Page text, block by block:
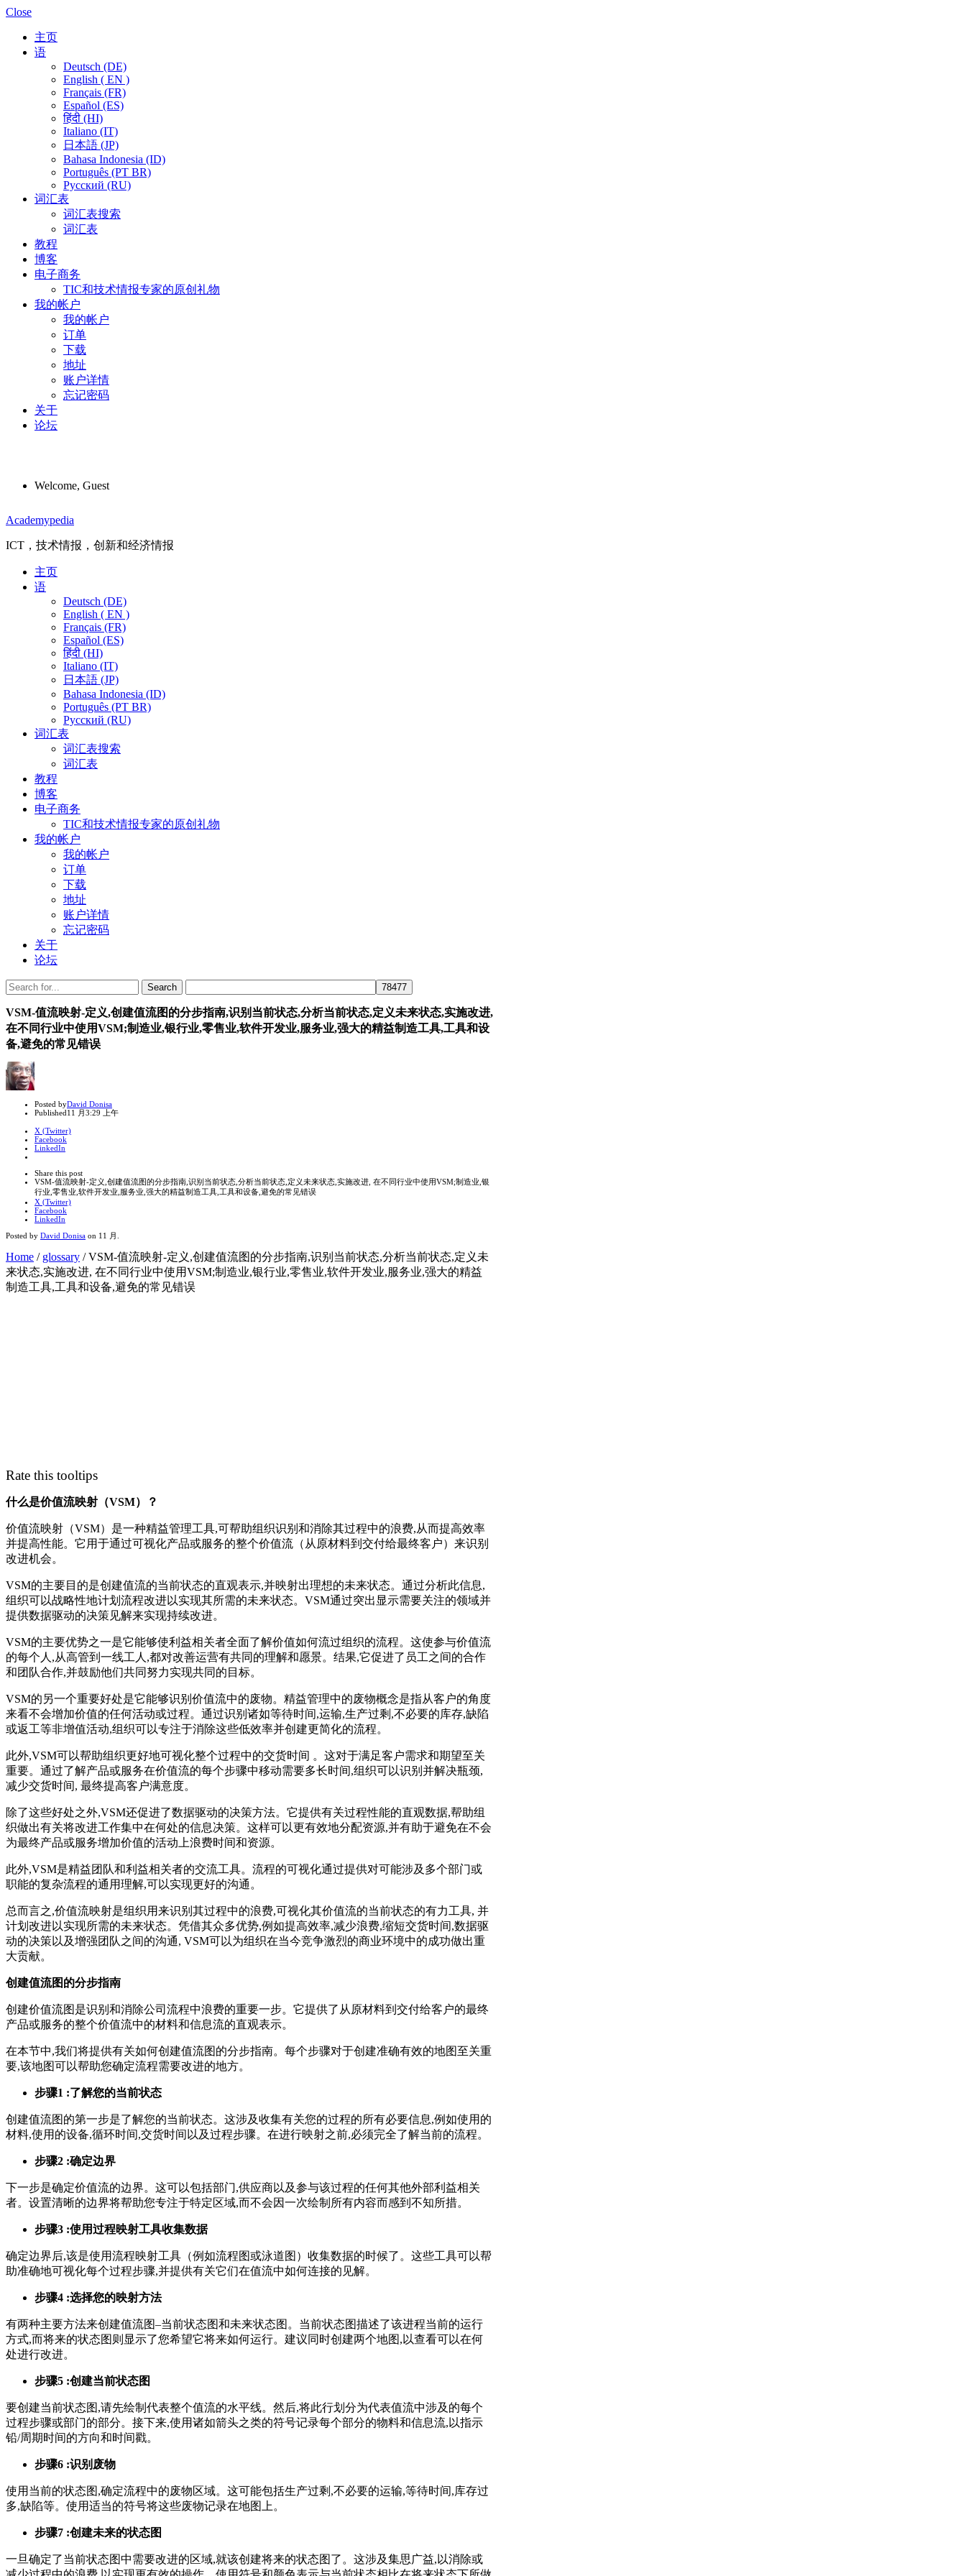
Close
主页
语
Deutsch (DE)
English ( EN )
Français (FR)
Español (ES)
हिंदी (HI)
Italiano (IT)
日本語 (JP)
Bahasa Indonesia (ID)
Português (PT BR)
Pусский (RU)
词汇表
词汇表搜索
词汇表
教程
博客
电子商务
TIC和技术情报专家的原创礼物
我的帐户
我的帐户
订单
下载
地址
账户详情
忘记密码
关于
论坛
Welcome, Guest
Menu
Academypedia
ICT，技术情报，创新和经济情报
主页
语
Deutsch (DE)
English ( EN )
Français (FR)
Español (ES)
हिंदी (HI)
Italiano (IT)
日本語 (JP)
Bahasa Indonesia (ID)
Português (PT BR)
Pусский (RU)
词汇表
词汇表搜索
词汇表
教程
博客
电子商务
TIC和技术情报专家的原创礼物
我的帐户
我的帐户
订单
下载
地址
账户详情
忘记密码
关于
论坛
Search
Search
for:
VSM-值流映射-定义,创建值流图的分步指南,识别当前状态,分析当前状态,定义未来状态,实施改进,
在不同行业中使用VSM;制造业,银行业,零售业,软件开发业,服务业,强大的精益制造工具,工具和设
备,避免的常见错误
Author
Posted byDavid Donisa
Published11 月3:29 上午
X (Twitter)
Facebook
LinkedIn
post
Share this postClose
sharing
box
VSM-值流映射-定义,创建值流图的分步指南,识别当前状态,分析当前状态,定义未来状态,实施改进, 在不同行业中使用VSM;制造业,银
行业,零售业,软件开发业,服务业,强大的精益制造工具,工具和设备,避免的常见错误
X (Twitter)
Facebook
LinkedIn
Posted by David Donisa on 11 月
Home / glossary /VSM-值流映射-定义,创建值流图的分步指南,识别当前状态,分析当前状态,定义未
来状态,实施改进, 在不同行业中使用VSM;制造业,银行业,零售业,软件开发业,服务业,强大的精益
制造工具,工具和设备,避免的常见错误
Rate this tooltips
什么是价值流映射（VSM）？
价值流映射（VSM）是一种精益管理工具,可帮助组织识别和消除其过程中的浪费,从而提高效率
并提高性能。它用于通过可视化产品或服务的整个价值流（从原材料到交付给最终客户）来识别
改进机会。
VSM的主要目的是创建值流的当前状态的直观表示,并映射出理想的未来状态。通过分析此信息,
组织可以战略性地计划流程改进以实现其所需的未来状态。VSM通过突出显示需要关注的领域并
提供数据驱动的决策见解来实现持续改进。
VSM的主要优势之一是它能够使利益相关者全面了解价值如何流过组织的流程。这使参与价值流
的每个人,从高管到一线工人,都对改善运营有共同的理解和愿景。结果,它促进了员工之间的合作
和团队合作,并鼓励他们共同努力实现共同的目标。
VSM的另一个重要好处是它能够识别价值流中的废物。精益管理中的废物概念是指从客户的角度
来看不会增加价值的任何活动或过程。通过识别诸如等待时间,运输,生产过剩,不必要的库存,缺陷
或返工等非增值活动,组织可以专注于消除这些低效率并创建更简化的流程。
此外,VSM可以帮助组织更好地可视化整个过程中的交货时间 。这对于满足客户需求和期望至关
重要。通过了解产品或服务在价值流的每个步骤中移动需要多长时间,组织可以识别并解决瓶颈,
减少交货时间, 最终提高客户满意度。
除了这些好处之外,VSM还促进了数据驱动的决策方法。它提供有关过程性能的直观数据,帮助组
织做出有关将改进工作集中在何处的信息决策。这样可以更有效地分配资源,并有助于避免在不会
为最终产品或服务增加价值的活动上浪费时间和资源。
此外,VSM是精益团队和利益相关者的交流工具。流程的可视化通过提供对可能涉及多个部门或
职能的复杂流程的通用理解,可以实现更好的沟通。
总而言之,价值流映射是组织用来识别其过程中的浪费,可视化其价值流的当前状态的有力工具, 并
计划改进以实现所需的未来状态。凭借其众多优势,例如提高效率,减少浪费,缩短交货时间,数据驱
动的决策以及增强团队之间的沟通, VSM可以为组织在当今竞争激烈的商业环境中的成功做出重
大贡献。
创建值流图的分步指南
创建价值流图是识别和消除公司流程中浪费的重要一步。它提供了从原材料到交付给客户的最终
产品或服务的整个价值流中的材料和信息流的直观表示。
在本节中,我们将提供有关如何创建值流图的分步指南。每个步骤对于创建准确有效的地图至关重
要,该地图可以帮助您确定流程需要改进的地方。
步骤1 :了解您的当前状态
创建值流图的第一步是了解您的当前状态。这涉及收集有关您的过程的所有必要信息,例如使用的
材料,使用的设备,循环时间,交货时间以及过程步骤。在进行映射之前,必须完全了解当前的流程。
步骤2 :确定边界
下一步是确定价值流的边界。这可以包括部门,供应商以及参与该过程的任何其他外部利益相关
者。设置清晰的边界将帮助您专注于特定区域,而不会因一次绘制所有内容而感到不知所措。
步骤3 :使用过程映射工具收集数据
确定边界后,该是使用流程映射工具（例如流程图或泳道图）收集数据的时候了。这些工具可以帮
助准确地可视化每个过程步骤,并提供有关它们在值流中如何连接的见解。
步骤4 :选择您的映射方法
有两种主要方法来创建值流图–当前状态图和未来状态图。当前状态图描述了该进程当前的运行
方式,而将来的状态图则显示了您希望它将来如何运行。建议同时创建两个地图,以查看可以在何
处进行改进。
步骤5 :创建当前状态图
要创建当前状态图,请先绘制代表整个值流的水平线。然后,将此行划分为代表值流中涉及的每个
过程步骤或部门的部分。接下来,使用诸如箭头之类的符号记录每个部分的物料和信息流,以指示
铅/周期时间的方向和时间戳。
步骤6 :识别废物
使用当前的状态图,确定流程中的废物区域。这可能包括生产过剩,不必要的运输,等待时间,库存过
多,缺陷等。使用适当的符号将这些废物记录在地图上。
步骤7 :创建未来的状态图
一旦确定了当前状态图中需要改进的区域,就该创建将来的状态图了。这涉及集思广益,以消除或